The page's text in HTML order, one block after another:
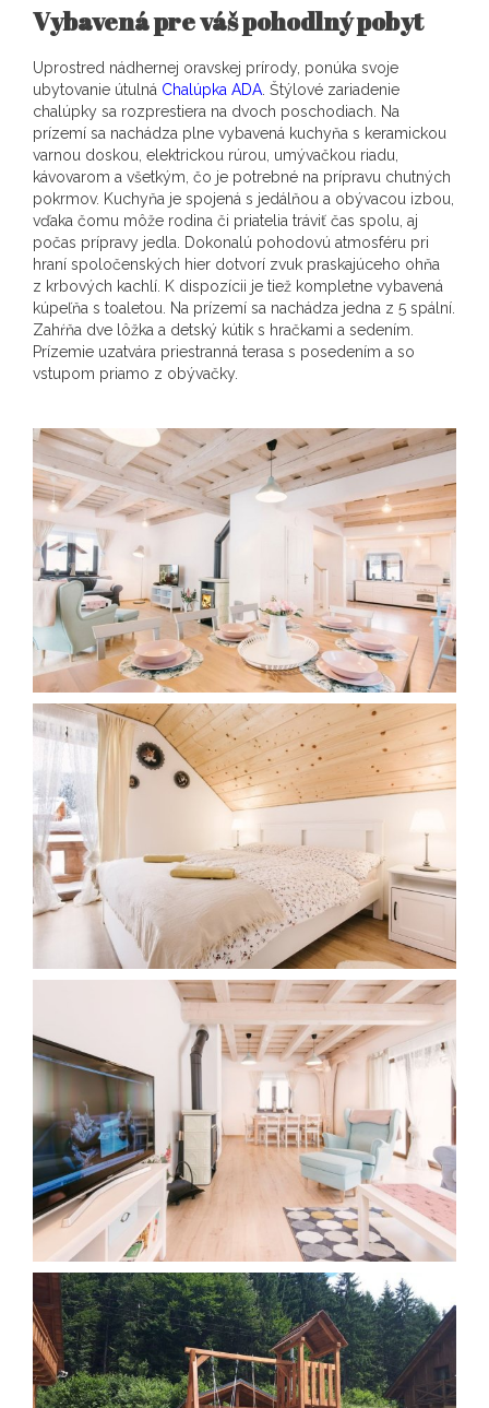
Vybavená pre váš pohodlný pobyt
Uprostred nádhernej oravskej prírody, ponúka svoje
ubytovanie útulná Chalúpka ADA . Štýlové zariadenie
chalúpky sa rozprestiera na dvoch poschodiach. Na
prízemí sa nachádza plne vybavená kuchyňa s keramickou
varnou doskou, elektrickou rúrou, umývačkou riadu,
kávovarom a všetkým, čo je potrebné na prípravu chutných
pokrmov. Kuchyňa je spojená s jedálňou a obývacou izbou,
vďaka čomu môže rodina či priatelia tráviť čas spolu, aj
počas prípravy jedla. Dokonalú pohodovú atmosféru pri
hraní spoločenských hier dotvorí zvuk praskajúceho ohňa
z krbových kachlí. K dispozícii je tiež kompletne vybavená
kúpeľňa s toaletou. Na prízemí sa nachádza jedna z 5 spální.
Zahŕňa dve lôžka a detský kútik s hračkami a sedením.
Prízemie uzatvára priestranná terasa s posedením a so
vstupom priamo z obývačky.